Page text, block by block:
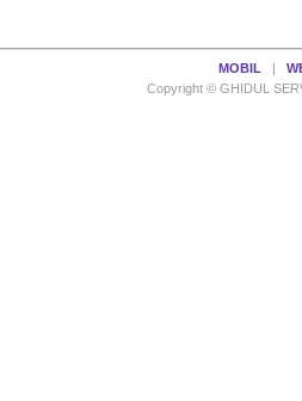
MOBIL
Copyright © GHIDUL